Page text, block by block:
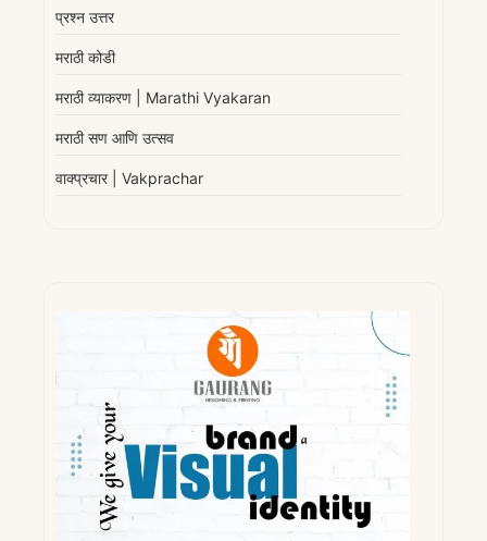
प्रश्न उत्तर
मराठी कोडी
मराठी व्याकरण | Marathi Vyakaran
मराठी सण आणि उत्सव
वाक्प्रचार | Vakprachar